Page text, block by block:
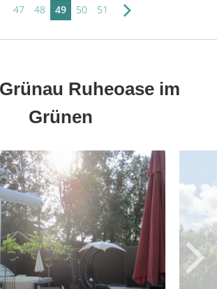
47 48 49 50 51
Ruheoase im
Grünen